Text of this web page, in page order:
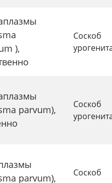
),
Соскоб
parvum),
Соскоб
parvum),
Соскоб